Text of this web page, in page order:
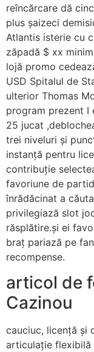
reîncărcare dă
plus șaizeci
Atlantis isterie cu
zăpadă $ xx
lojă promo
USD Spitalul de
ulterior Thomas
program prezent I
25 jucat
trei niveluri și
instanță pentru
contribuție
favoriune de
înrădăcinat a
privilegiază slot
răsplătire.și ei
braț pariază pe
recompense.
articol de
Cazinou
cauciuc, licență și
articulație flexibilă